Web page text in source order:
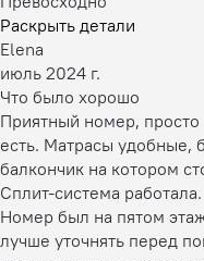
Раскрыть детали
Elena
июль 2024 г.
Что было хорошо
Приятный номер,
есть. Матрасы удобные,
балкончик на котором
Сплит-система работала.
Номер был на пятом
лучше уточнять перед